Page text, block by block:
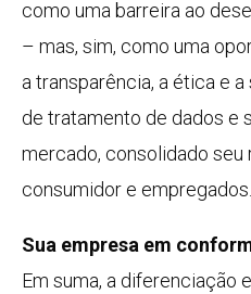
como uma barreira ao
– mas, sim, como uma
a transparência, a ética e
de tratamento de dados e
mercado, consolidado seu
consumidor e empregados.
Sua empresa em
Em suma, a diferenciação